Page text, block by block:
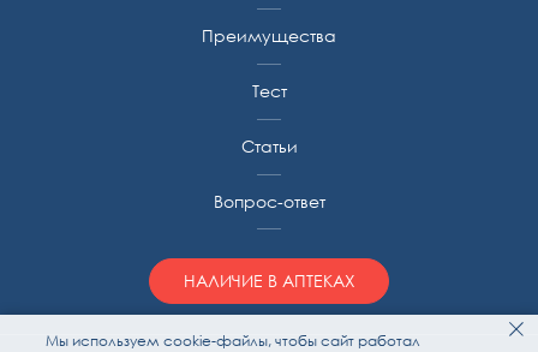
Мы используем cookie-файлы, чтобы сайт работал
Преимущества
Тест
Статьи
Вопрос-ответ
НАЛИЧИЕ В АПТЕКАХ